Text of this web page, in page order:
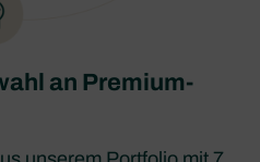
an Premium-